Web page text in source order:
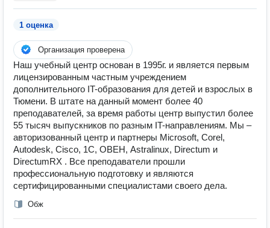
1 оценка
Организация проверена
Наш учебный центр основан в 1995г. и является первым
лицензированным частным учреждением
дополнительного IT-образования для детей и взрослых в
Тюмени. В штате на данный момент более 40
преподавателей, за время работы центр выпустил более
55 тысяч выпускников по разным IT-направлениям. Мы –
авторизованный центр и партнеры Microsoft, Corel,
Autodesk, Cisco, 1С, ОВЕН, Astralinux, Directum и
DirectumRX . Все преподаватели прошли
профессиональную подготовку и являются
сертифицированными специалистами своего дела.
Обж